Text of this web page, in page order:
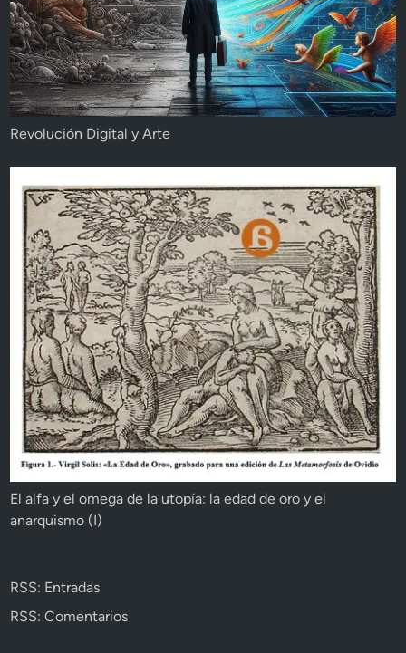
Revolución Digital y Arte
El alfa y el omega de la utopía: la edad de oro y el
anarquismo (I)
RSS: Entradas
RSS: Comentarios